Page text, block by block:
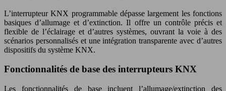
L’interrupteur KNX programmable dépasse largement les fonctions
basiques d’allumage et d’extinction. Il offre un contrôle précis et
flexible de l’éclairage et d’autres systèmes, ouvrant la voie à des
scénarios personnalisés et une intégration transparente avec d’autres
dispositifs du système KNX.
Fonctionnalités de base des interrupteurs KNX
Les fonctionnalités de base incluent l’allumage/extinction des